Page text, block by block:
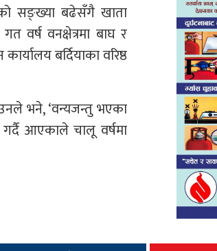
सङ्ख्या बढेसँगै खाता
वर्ष वनक्षेत्रमा बाघ र
बर्दियाका वरिष्ठ
भने, ‘वन्यजन्तु भएका
गर्दै आएकाले चालू वर्षमा